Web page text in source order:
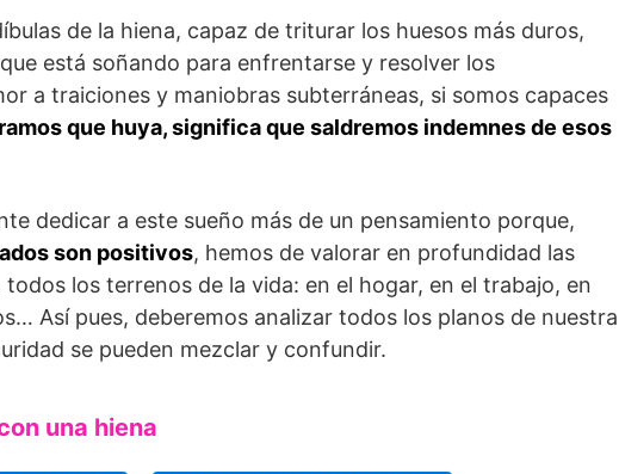
de la hiena, capaz de triturar los huesos más duros,
que está soñando para enfrentarse y resolver los
a traiciones y maniobras subterráneas, si somos capaces
que huya, significa que saldremos indemnes de esos
dedicar a este sueño más de un pensamiento porque,
son positivos, hemos de valorar en profundidad las
los terrenos de la vida: en el hogar, en el trabajo, en
Así pues, deberemos analizar todos los planos de nuestra
se pueden mezclar y confundir.
una hiena